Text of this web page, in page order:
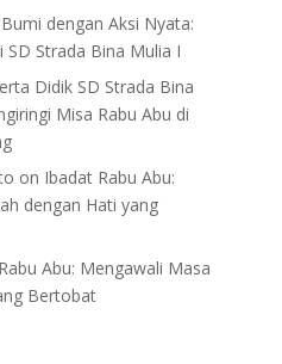
dengan Aksi Nyata:
Strada Bina Mulia I
Didik SD Strada Bina
Misa Rabu Abu di
on Ibadat Rabu Abu:
dengan Hati yang
Abu: Mengawali Masa
Bertobat